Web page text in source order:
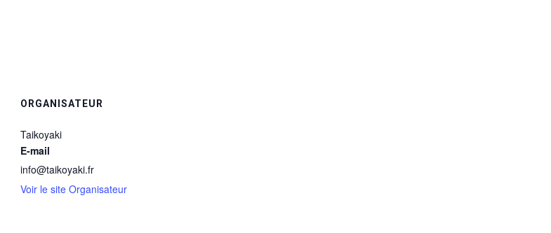
ORGANISATEUR
Taikoyaki
E-mail
info@taikoyaki.fr
Voir le site Organisateur